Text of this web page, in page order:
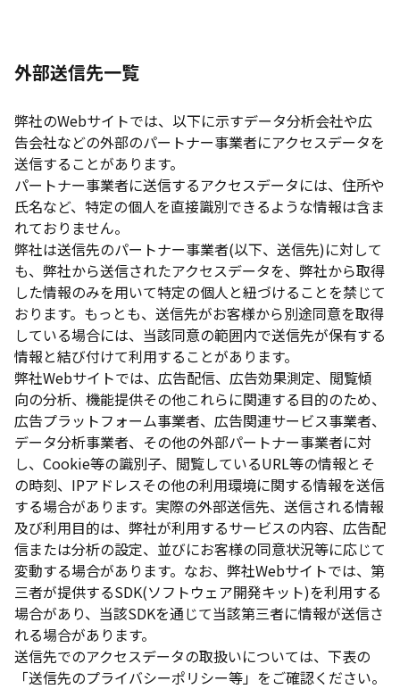
外部送信先一覧
弊社のWebサイトでは、以下に示すデータ分析会社や広
告会社などの外部のパートナー事業者にアクセスデータを
送信することがあります。
パートナー事業者に送信するアクセスデータには、住所や
氏名など、特定の個人を直接識別できるような情報は含ま
れておりません。
弊社は送信先のパートナー事業者(以下、送信先)に対して
も、弊社から送信されたアクセスデータを、弊社から取得
した情報のみを用いて特定の個人と紐づけることを禁じて
おります。もっとも、送信先がお客様から別途同意を取得
している場合には、当該同意の範囲内で送信先が保有する
情報と結び付けて利用することがあります。
弊社Webサイトでは、広告配信、広告効果測定、閲覧傾
向の分析、機能提供その他これらに関連する目的のため、
広告プラットフォーム事業者、広告関連サービス事業者、
データ分析事業者、その他の外部パートナー事業者に対
し、Cookie等の識別子、閲覧しているURL等の情報とそ
の時刻、IPアドレスその他の利用環境に関する情報を送信
する場合があります。実際の外部送信先、送信される情報
及び利用目的は、弊社が利用するサービスの内容、広告配
信または分析の設定、並びにお客様の同意状況等に応じて
変動する場合があります。なお、弊社Webサイトでは、第
三者が提供するSDK(ソフトウェア開発キット)を利用する
場合があり、当該SDKを通じて当該第三者に情報が送信さ
れる場合があります。
送信先でのアクセスデータの取扱いについては、下表の
「送信先のプライバシーポリシー等」をご確認ください。